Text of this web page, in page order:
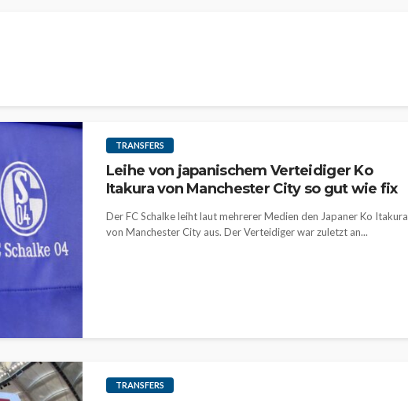
TRANSFERS
Leihe von japanischem Verteidiger Ko
Itakura von Manchester City so gut wie fix
Der FC Schalke leiht laut mehrerer Medien den Japaner Ko Itakura
von Manchester City aus. Der Verteidiger war zuletzt an...
TRANSFERS